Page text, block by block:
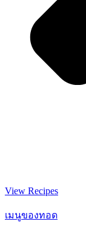
View Recipes
เมนูของทอด